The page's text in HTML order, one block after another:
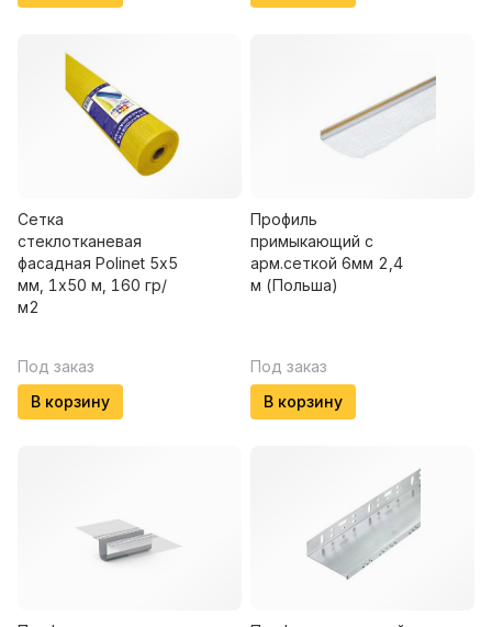
Сетка
стеклотканевая
фасадная Polinet 5х5
мм, 1х50 м, 160 гр/
м2
Под заказ
В корзину
Профиль
примыкающий с
арм.сеткой 6мм 2,4
м (Польша)
Под заказ
В корзину